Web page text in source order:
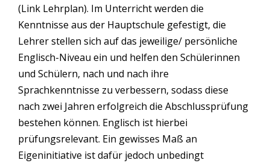
(Link Lehrplan). Im Unterricht werden die
Kenntnisse aus der Hauptschule gefestigt, die
Lehrer stellen sich auf das jeweilige/ persönliche
Englisch-Niveau ein und helfen den Schülerinnen
und Schülern, nach und nach ihre
Sprachkenntnisse zu verbessern, sodass diese
nach zwei Jahren erfolgreich die Abschlussprüfung
bestehen können. Englisch ist hierbei
prüfungsrelevant. Ein gewisses Maß an
Eigeninitiative ist dafür jedoch unbedingt